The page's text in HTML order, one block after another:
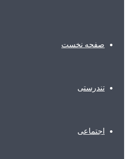
صفحه نخست
تندرستی
اجتماعی